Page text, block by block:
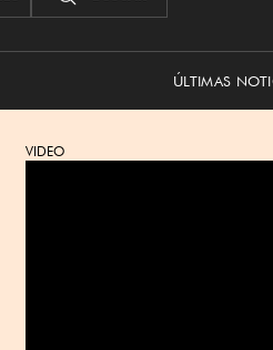
ÚLTIMAS
VIDEO